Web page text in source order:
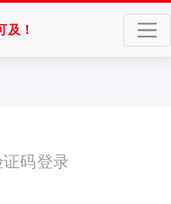
及！
码登录